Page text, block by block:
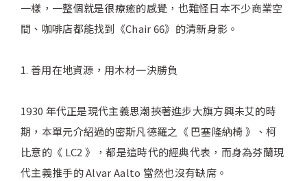
一樣，一整個就是很療癒的感覺，也難怪日本不少商業空
間、咖啡店都能找到《Chair 66》的清新身影。
1. 善用在地資源，用木材一決勝負
1930 年代正是現代主義思潮挾著進步大旗方興未艾的時
期，本單元介紹過的密斯凡德羅之《 巴塞隆納椅 》、柯
比意的《 LC2 》，都是這時代的經典代表，而身為芬蘭現
代主義推手的 Alvar Aalto 當然也沒有缺席。